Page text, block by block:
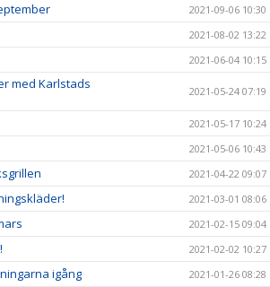
2021-09-06 10:30
2021-08-02 13:22
2021-06-04 10:15
med Karlstads
2021-05-24 07:19
2021-05-17 10:24
2021-05-06 10:43
2021-04-22 09:07
2021-03-01 08:06
2021-02-15 09:04
2021-02-02 10:27
igång 2021-01-26 08:28